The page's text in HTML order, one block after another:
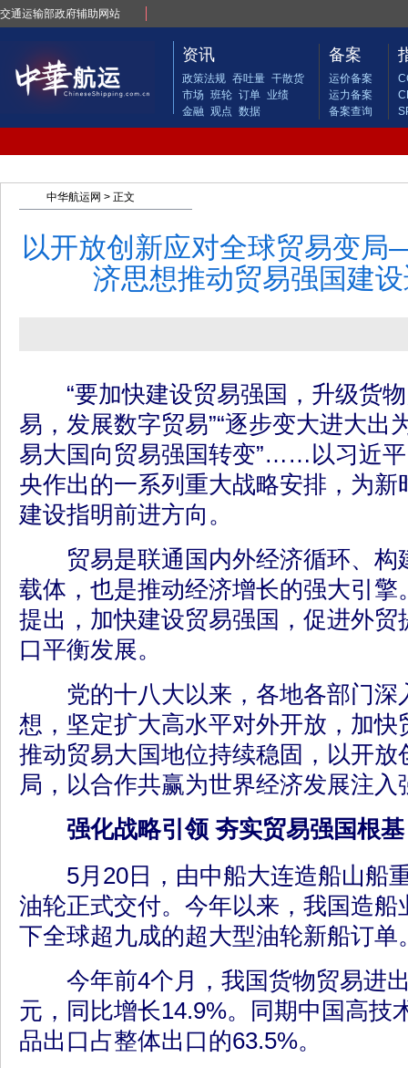
交通运输部政府辅助网站
资讯
政策法规 吞吐量 干散货
市场 班轮 订单 业绩
金融 观点 数据
备案
运价备案
运力备案
备案查询
中华航运网 > 正文
以开放创新应对全球贸易变
济思想推动贸易强国建
“要加快建设贸易强国，升级货物
易，发展数字贸易”“逐步变大进大出
易大国向贸易强国转变”……以习近
央作出的一系列重大战略安排，为
建设指明前进方向。
贸易是联通国内外经济循环、构
载体，也是推动经济增长的强大引擎
提出，加快建设贸易强国，促进外贸
口平衡发展。
党的十八大以来，各地各部门深
想，坚定扩大高水平对外开放，加快
推动贸易大国地位持续稳固，以开放
局，以合作共赢为世界经济发展注入
强化战略引领 夯实贸易强国根基
5月20日，由中船大连造船山船
油轮正式交付。今年以来，我国造船
下全球超九成的超大型油轮新船订单
今年前4个月，我国货物贸易进出
元，同比增长14.9%。同期中国高技
品出口占整体出口的63.5%。